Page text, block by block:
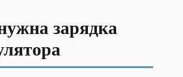
зарядка